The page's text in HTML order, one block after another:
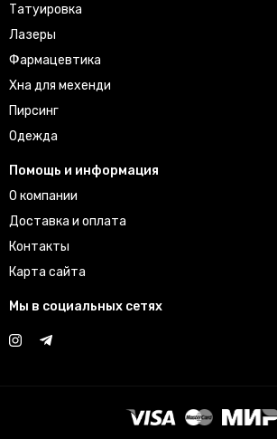
Татуировка
Лазеры
Фармацевтика
Хна для мехенди
Пирсинг
Одежда
Помощь и информация
О компании
Доставка и оплата
Контакты
Карта сайта
Мы в социальных сетях